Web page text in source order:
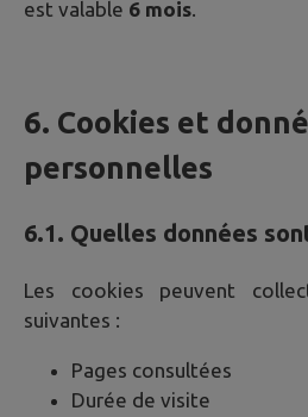
est valable 6 mois.
6. Cookies et
personnelles
6.1. Quelles données
Les cookies peuvent
suivantes :
Pages consultées
Durée de visite